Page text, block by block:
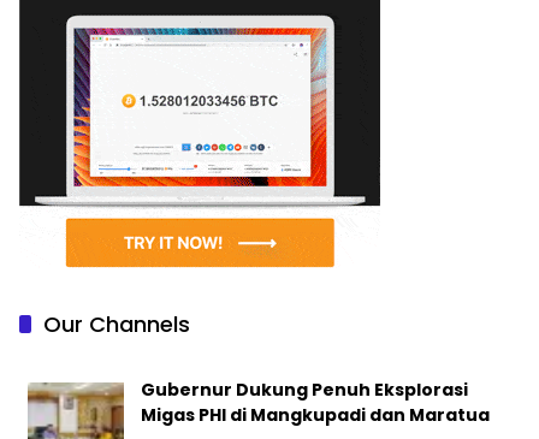
Our Channels
Gubernur Dukung Penuh Eksplorasi
Migas PHI di Mangkupadi dan Maratua